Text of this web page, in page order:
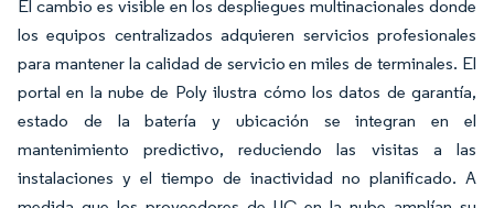
El cambio es visible en los despliegues multinacionales donde
los equipos centralizados adquieren servicios profesionales
para mantener la calidad de servicio en miles de terminales. El
portal en la nube de Poly ilustra cómo los datos de garantía,
estado de la batería y ubicación se integran en el
mantenimiento predictivo, reduciendo las visitas a las
instalaciones y el tiempo de inactividad no planificado. A